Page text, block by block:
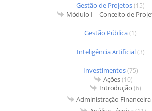
Gestão de Projetos(15)
Módulo I – Conceito de
Gestão Pública(1)
Inteligência Artificial(3)
Investimentos(75)
Ações(10)
Introdução (6)
Administração Financeira